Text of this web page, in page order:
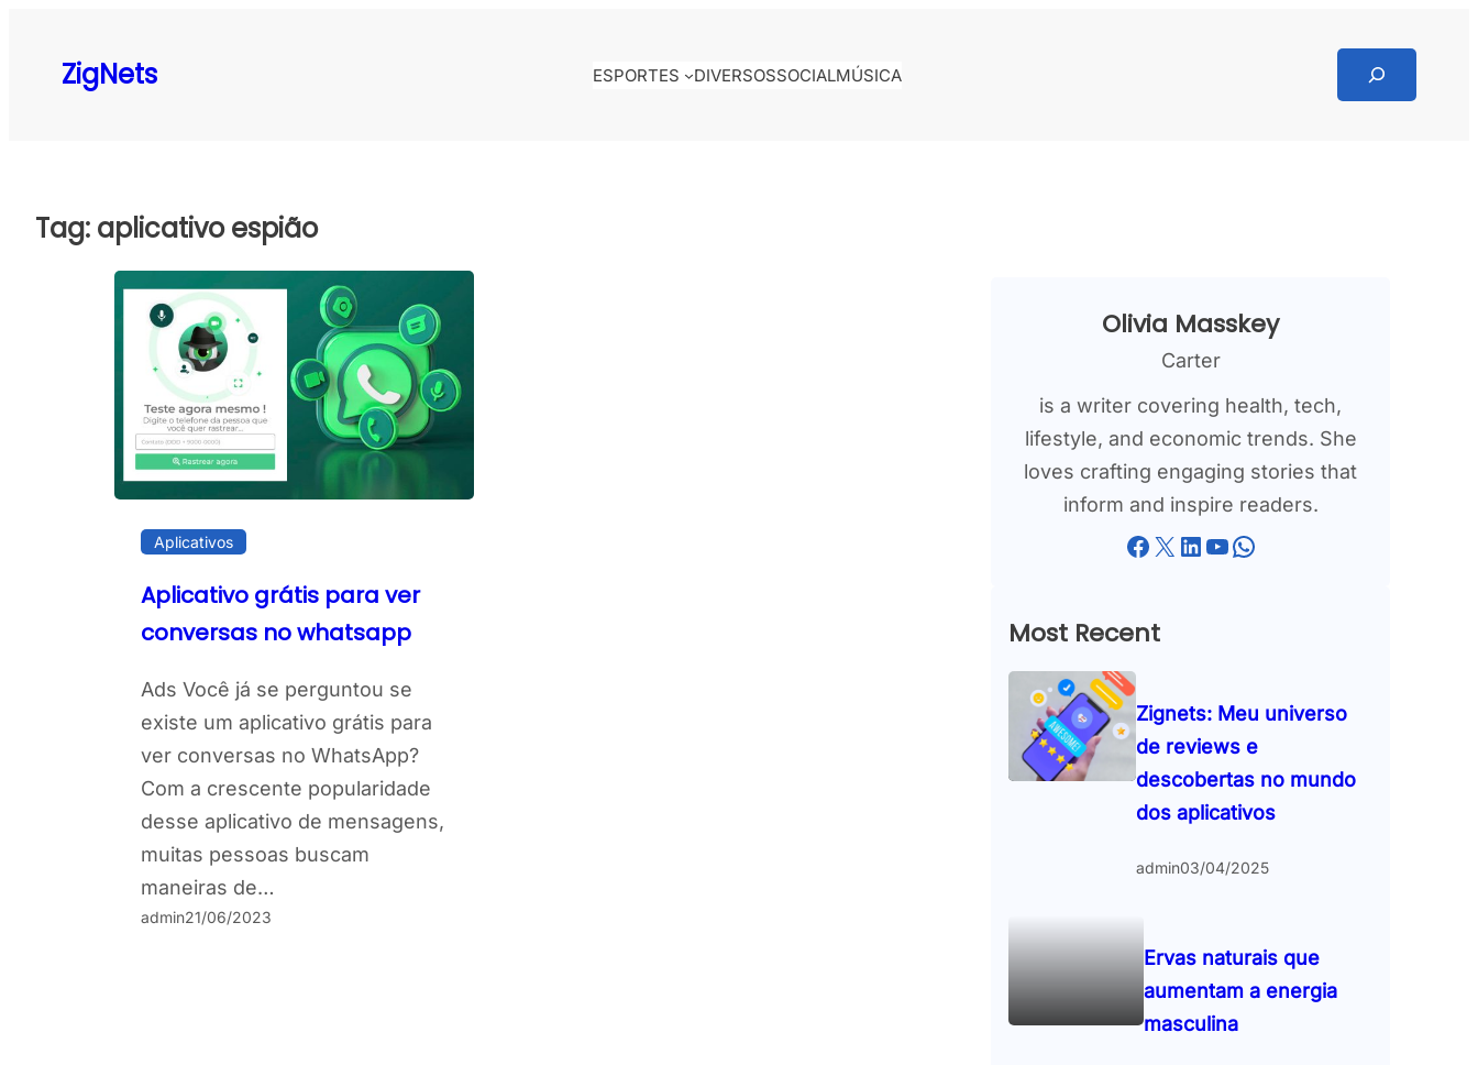
ZigNets ESPORTES DIVERSOSSOCIALMÚSICA
Search
Tag: aplicativo espião
Aplicativos
Aplicativo grátis para ver
conversas no whatsapp
Ads Você já se perguntou se
existe um aplicativo grátis para
ver conversas no WhatsApp?
Com a crescente popularidade
desse aplicativo de mensagens,
muitas pessoas buscam
maneiras de…
admin21/06/2023
Olivia Masskey
Carter
is a writer covering health, tech,
lifestyle, and economic trends. She
loves crafting engaging stories that
inform and inspire readers.
Facebook X LinkedIn YouTube WhatsApp
Most Recent
Zignets: Meu universo
de reviews e
descobertas no mundo
dos aplicativos
admin03/04/2025
Ervas naturais que
aumentam a energia
masculina